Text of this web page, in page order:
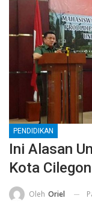
PENDIDIKAN
Ini Alasan
Kota
Oleh Oriel